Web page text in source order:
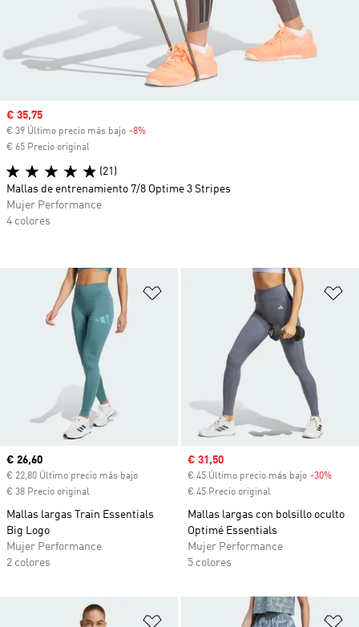
Añadir a la lista de deseos
Precio actual
€ 26,60
€ 22,80 Último precio más bajo
€ 38 Precio original
Mallas largas Train Essentials
Big Logo
Mujer Performance
2 colores
Precio de venta
€ 31,50
€ 45 Último precio más bajo -30%
€ 45 Precio original
Mallas largas con bolsillo oculto
Optimé Essentials
Mujer Performance
5 colores
Añadir a la lista de deseos
Precio de venta
€ 35,75
€ 39 Último precio más bajo -8%
€ 65 Precio original
(21)
Mallas de entrenamiento 7/8 Optime 3 Stripes
Mujer Performance
4 colores